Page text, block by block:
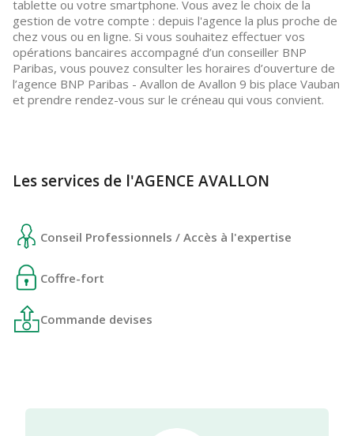
tablette ou votre smartphone. Vous avez le choix de la
gestion de votre compte : depuis l'agence la plus proche de
chez vous ou en ligne. Si vous souhaitez effectuer vos
opérations bancaires accompagné d’un conseiller BNP
Paribas, vous pouvez consulter les horaires d’ouverture de
l’agence BNP Paribas - Avallon de Avallon 9 bis place Vauban
et prendre rendez-vous sur le créneau qui vous convient.
Les services de l'AGENCE AVALLON
Conseil Professionnels / Accès à l'expertise
Coffre-fort
Commande devises